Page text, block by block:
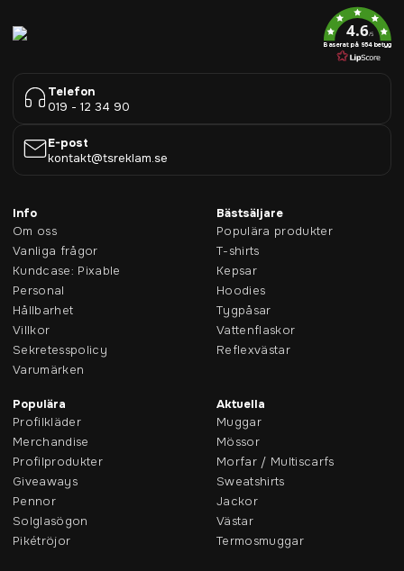
4.6/5
Baserat på 954 betyg
Telefon
019 - 12 34 90
E-post
kontakt@tsreklam.se
Info
Om oss
Vanliga frågor
Kundcase: Pixable
Personal
Hållbarhet
Villkor
Sekretesspolicy
Varumärken
Bästsäljare
Populära produkter
T-shirts
Kepsar
Hoodies
Tygpåsar
Vattenflaskor
Reflexvästar
Populära
Profilkläder
Merchandise
Profilprodukter
Giveaways
Pennor
Solglasögon
Pikétröjor
Aktuella
Muggar
Mössor
Morfar / Multiscarfs
Sweatshirts
Jackor
Västar
Termosmuggar